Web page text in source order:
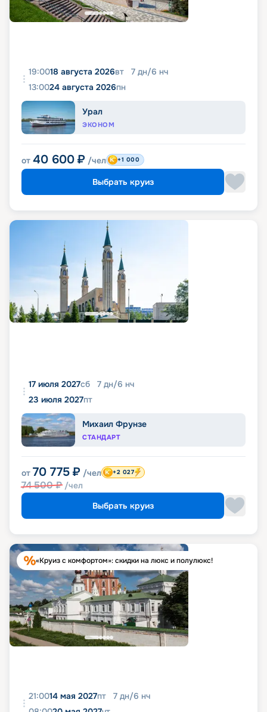
19:0018 августа 2026вт 7 дн/6 нч
13:0024 августа 2026пн
Урал
ЭКОНОМ
от 40 600 ₽ /чел +1 000
Выбрать круиз
17 июля 2027сб 7 дн/6 нч
23 июля 2027пт
Михаил Фрунзе
СТАНДАРТ
от 70 775 ₽ /чел
74 500₽ /чел
+2 027
Выбрать круиз
«Круиз с комфортом»: скидки на люкс и полулюкс!
21:0014 мая 2027пт 7 дн/6 нч